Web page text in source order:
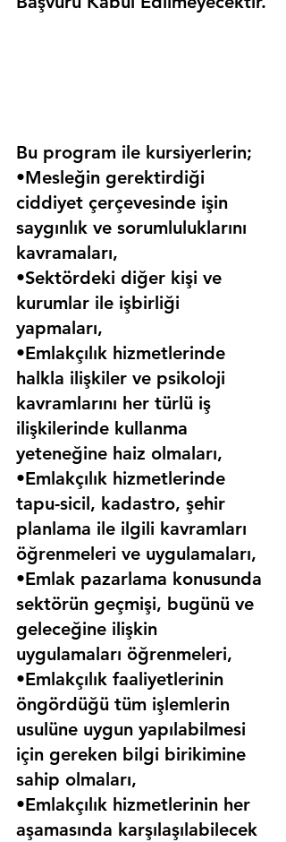
Bu program ile kursiyerlerin;
•Mesleğin gerektirdiği
ciddiyet çerçevesinde işin
saygınlık ve sorumluluklarını
kavramaları,
•Sektördeki diğer kişi ve
kurumlar ile işbirliği
yapmaları,
•Emlakçılık hizmetlerinde
halkla ilişkiler ve psikoloji
kavramlarını her türlü iş
ilişkilerinde kullanma
yeteneğine haiz olmaları,
•Emlakçılık hizmetlerinde
tapu-sicil, kadastro, şehir
planlama ile ilgili kavramları
öğrenmeleri ve uygulamaları,
•Emlak pazarlama konusunda
sektörün geçmişi, bugünü ve
geleceğine ilişkin
uygulamaları öğrenmeleri,
•Emlakçılık faaliyetlerinin
öngördüğü tüm işlemlerin
usulüne uygun yapılabilmesi
için gereken bilgi birikimine
sahip olmaları,
•Emlakçılık hizmetlerinin her
aşamasında karşılaşılabilecek